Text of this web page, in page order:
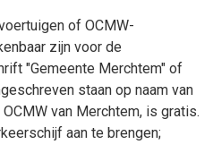
of OCMW-
zijn voor de
"Gemeente Merchtem" of
staan op naam van
van Merchtem, is gratis.
aan te brengen;